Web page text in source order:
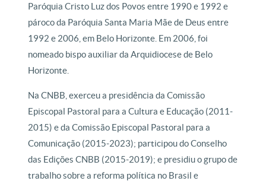
Paróquia Cristo Luz dos Povos entre 1990 e 1992 e
pároco da Paróquia Santa Maria Mãe de Deus entre
1992 e 2006, em Belo Horizonte. Em 2006, foi
nomeado bispo auxiliar da Arquidiocese de Belo
Horizonte.
Na CNBB, exerceu a presidência da Comissão
Episcopal Pastoral para a Cultura e Educação (2011-
2015) e da Comissão Episcopal Pastoral para a
Comunicação (2015-2023); participou do Conselho
das Edições CNBB (2015-2019); e presidiu o grupo de
trabalho sobre a reforma política no Brasil e